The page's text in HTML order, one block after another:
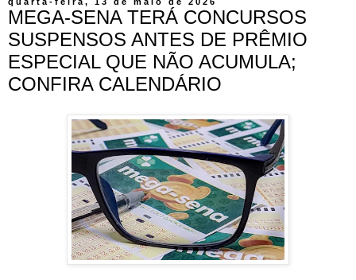
quarta-feira, 13 de maio de 2026
MEGA-SENA TERÁ CONCURSOS
SUSPENSOS ANTES DE PRÊMIO
ESPECIAL QUE NÃO ACUMULA;
CONFIRA CALENDÁRIO